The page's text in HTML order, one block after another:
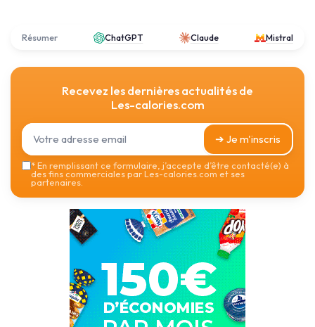
Résumer ChatGPT Claude Mistral
Recevez les dernières actualités de
Les-calories.com
➔ Je m'inscris
*En remplissant ce formulaire, j’accepte d’être contacté(e) à
des fins commerciales par Les-calories.com et ses
partenaires.